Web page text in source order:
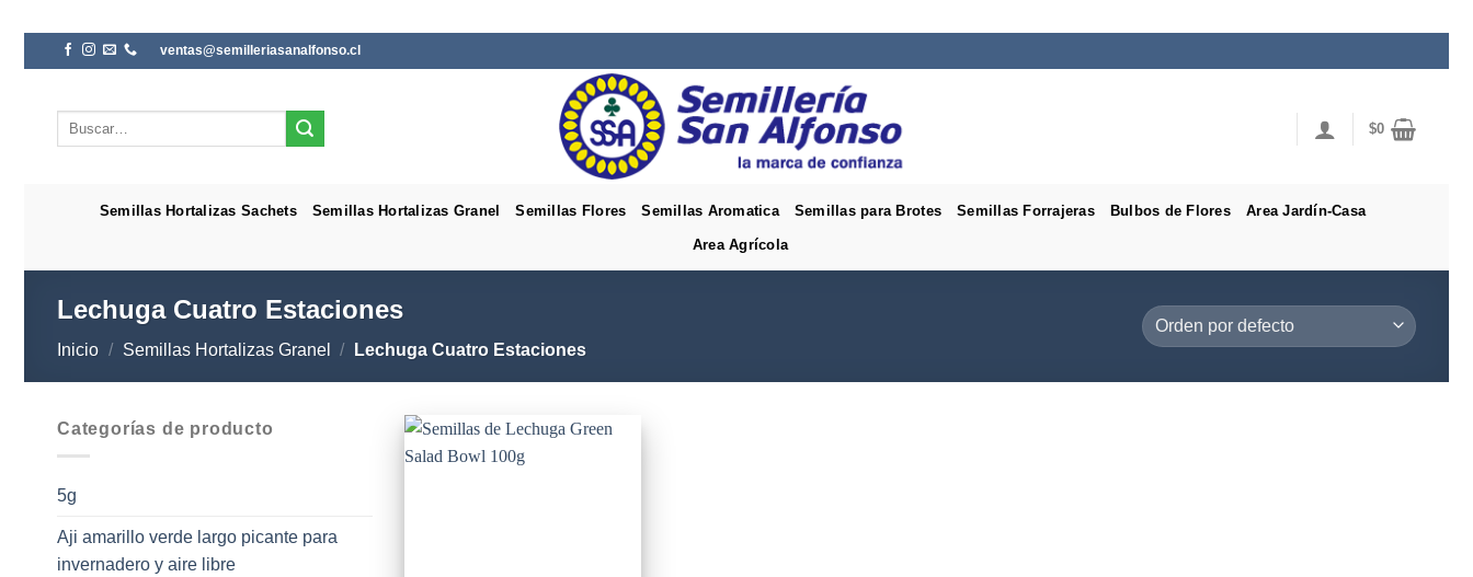
Saltar
al
ventas@semilleriasanalfonso.cl
Buscar
$0
Semillas Hortalizas Sachets Semillas Hortalizas Granel Semillas Flores Semillas Aromatica Semillas para Brotes Semillas Forrajeras Bulbos de Flores Area Jardín-Casa
Area Agrícola
Lechuga Cuatro Estaciones
Inicio / Semillas Hortalizas Granel / Lechuga Cuatro Estaciones
Categorías de producto
5g
Aji amarillo verde largo picante para
invernadero y aire libre